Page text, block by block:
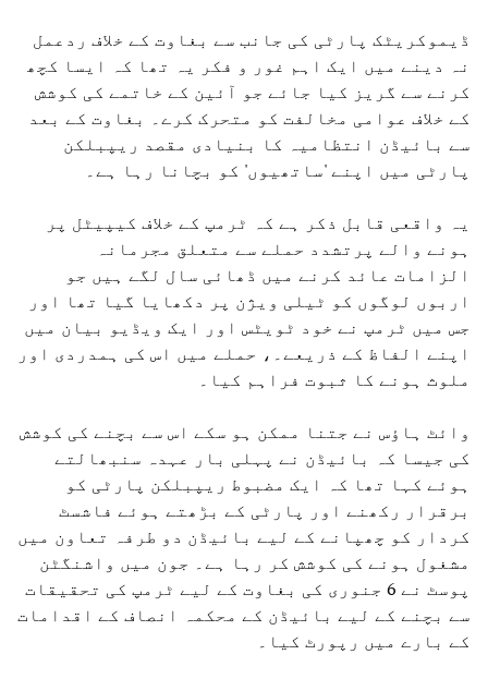
ڈیموکریٹک پارٹی کی جانب سے بغاوت کے خلاف ردعمل
نہ دینے میں ایک اہم غور و فکر یہ تھا کہ ایسا کچھ
کرنے سے گریز کیا جائے جو آئین کے خاتمے کی کوشش
کے خلاف عوامی مخالفت کو متحرک کرے۔ بغاوت کے بعد
سے بائیڈن انتظامیہ کا بنیادی مقصد ریپبلکن
پارٹی میں اپنے 'ساتھیوں' کو بچانا رہا ہے۔
یہ واقعی قابل ذکر ہے کہ ٹرمپ کے خلاف کیپیٹل پر
ہونے والے پرتشدد حملے سے متعلق مجرمانہ
الزامات عائد کرنے میں ڈھائی سال لگے ہیں جو
اربوں لوگوں کو ٹیلی ویژن پر دکھایا گیا تھا اور
جس میں ٹرمپ نے خود ٹویٹس اور ایک ویڈیو بیان میں
اپنے الفاظ کے ذریعے۔، حملے میں اس کی ہمدردی اور
ملوث ہونے کا ثبوت فراہم کیا۔
وائٹ ہاؤس نے جتنا ممکن ہو سکے اس سے بچنے کی کوشش
کی جیسا کہ بائیڈن نے پہلی بار عہدہ سنبھالتے
ہوئے کہا تھا کہ ایک مضبوط ریپبلکن پارٹی کو
برقرار رکھنے اور پارٹی کے بڑھتے ہوئے فاشسٹ
کردار کو چھپانے کے لیے بائیڈن دو طرفہ تعاون میں
مشغول ہونے کی کوشش کر رہا ہے۔ جون میں واشنگٹن
پوسٹ نے 6 جنوری کی بغاوت کے لیے ٹرمپ کی تحقیقات
سے بچنے کے لیے بائیڈن کے محکمہ انصاف کے اقدامات
کے بارے میں رپورٹ کیا۔